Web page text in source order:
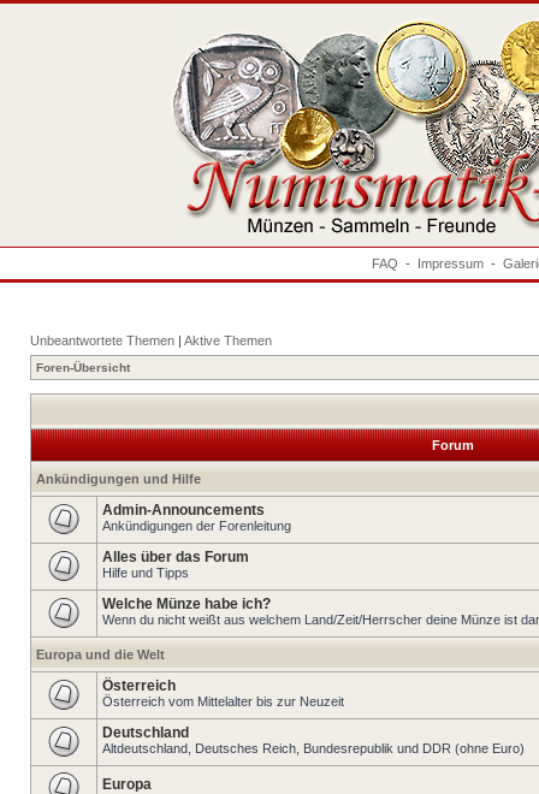
FAQ - Impressum -
Unbeantwortete Themen | Aktive Themen
Foren-Übersicht
Forum
Ankündigungen und Hilfe
Admin-Announcements
Ankündigungen der Forenleitung
Alles über das Forum
Hilfe und Tipps
Welche Münze habe ich?
Wenn du nicht weißt aus welchem Land/Zeit/Herrscher deine Münze ist
Europa und die Welt
Österreich
Österreich vom Mittelalter bis zur Neuzeit
Deutschland
Altdeutschland, Deutsches Reich, Bundesrepublik und DDR (ohne Euro)
Europa